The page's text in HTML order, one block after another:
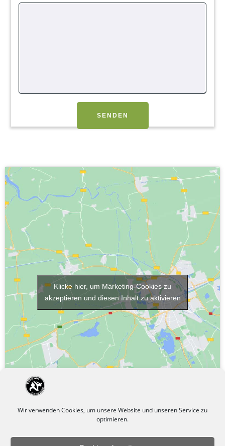
Wir verwenden Cookies, um unsere Website und unseren Service zu
optimieren.
Klicke hier, um Marketing-Cookies zu
akzeptieren und diesen Inhalt zu aktivieren